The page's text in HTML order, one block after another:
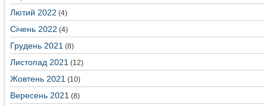
Лютий 2022 (4)
Січень 2022 (4)
Грудень 2021 (8)
Листопад 2021 (12)
Жовтень 2021 (10)
Вересень 2021 (8)